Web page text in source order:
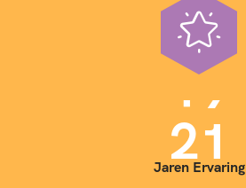
1
2
3
3
4
5
Jaren Ervaring